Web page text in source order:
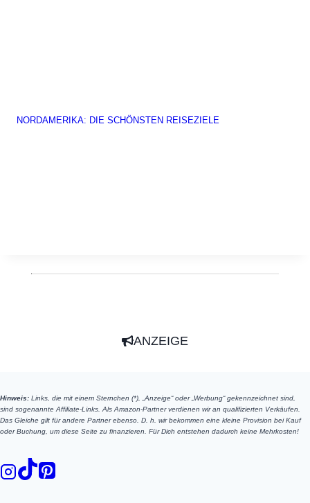
NORDAMERIKA: DIE SCHÖNSTEN REISEZIELE
ANZEIGE
Hinweis: Links, die mit einem Sternchen (*), „Anzeige“ oder „Werbung“ gekennzeichnet sind,
sind sogenannte Affiliate-Links. Als Amazon-Partner verdienen wir an qualifizierten Verkäufen.
Das Gleiche gilt für andere Partner ebenso. D. h. wir bekommen eine kleine Provision bei Kauf
oder Buchung, um diese Seite zu finanzieren. Für Dich entstehen dadurch keine Mehrkosten!